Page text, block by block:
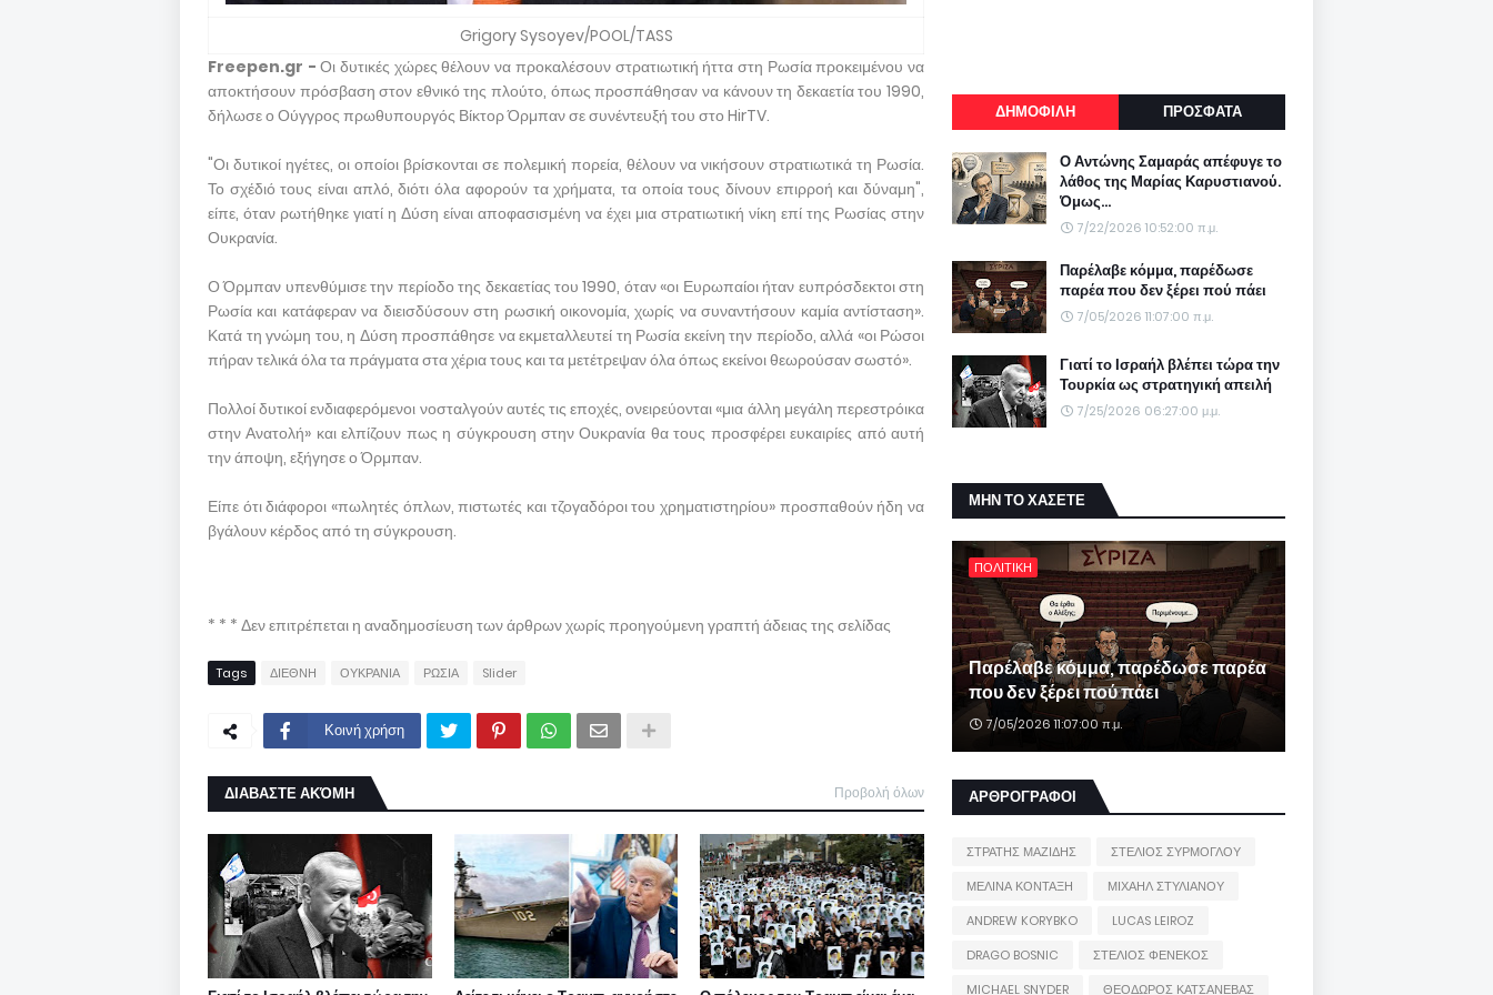
Grigory Sysoyev/POOL/TASS
Freepen.gr -Οι δυτικές χώρες θέλουν να προκαλέσουν στρατιωτική ήττα στη Ρωσία προκειμένου να
αποκτήσουν πρόσβαση στον εθνικό της πλούτο, όπως προσπάθησαν να κάνουν τη δεκαετία του 1990,
δήλωσε ο Ούγγρος πρωθυπουργός Βίκτορ Όρμπαν σε συνέντευξή του στο HirTV.
"Οι δυτικοί ηγέτες, οι οποίοι βρίσκονται σε πολεμική πορεία, θέλουν να νικήσουν στρατιωτικά τη Ρωσία.
Το σχέδιό τους είναι απλό, διότι όλα αφορούν τα χρήματα, τα οποία τους δίνουν επιρροή και δύναμη",
είπε, όταν ρωτήθηκε γιατί η Δύση είναι αποφασισμένη να έχει μια στρατιωτική νίκη επί της Ρωσίας στην
Ουκρανία.
Ο Όρμπαν υπενθύμισε την περίοδο της δεκαετίας του 1990, όταν «οι Ευρωπαίοι ήταν ευπρόσδεκτοι στη
Ρωσία και κατάφεραν να διεισδύσουν στη ρωσική οικονομία, χωρίς να συναντήσουν καμία αντίσταση».
Κατά τη γνώμη του, η Δύση προσπάθησε να εκμεταλλευτεί τη Ρωσία εκείνη την περίοδο, αλλά «οι Ρώσοι
πήραν τελικά όλα τα πράγματα στα χέρια τους και τα μετέτρεψαν όλα όπως εκείνοι θεωρούσαν σωστό».
Πολλοί δυτικοί ενδιαφερόμενοι νοσταλγούν αυτές τις εποχές, ονειρεύονται «μια άλλη μεγάλη περεστρόικα
στην Ανατολή» και ελπίζουν πως η σύγκρουση στην Ουκρανία θα τους προσφέρει ευκαιρίες από αυτή
την άποψη, εξήγησε ο Όρμπαν.
Είπε ότι διάφοροι «πωλητές όπλων, πιστωτές και τζογαδόροι του χρηματιστηρίου» προσπαθούν ήδη να
βγάλουν κέρδος από τη σύγκρουση.
* * * Δεν επιτρέπεται η αναδημοσίευση των άρθρων χωρίς προηγούμενη γραπτή άδειας της σελίδας
Tags ΔΙΕΘΝΗ ΟΥΚΡΑΝΙΑ ΡΩΣΙΑ Slider
Κοινή χρήση
ΔΙΑΒΑΣΤΕ ΑΚΌΜΗ Προβολή όλων
ΔΗΜΟΦΙΛΗ ΠΡΟΣΦΑΤΑ
Ο Αντώνης Σαμαράς απέφυγε το
λάθος της Μαρίας Καρυστιανού.
Όμως...
7/22/2026 10:52:00 π.μ.
Παρέλαβε κόμμα, παρέδωσε
παρέα που δεν ξέρει πού πάει
7/05/2026 11:07:00 π.μ.
Γιατί το Ισραήλ βλέπει τώρα την
Τουρκία ως στρατηγική απειλή
7/25/2026 06:27:00 μ.μ.
ΜΗΝ ΤΟ ΧΑΣΕΤΕ
ΠΟΛΙΤΙΚΗ
Παρέλαβε κόμμα, παρέδωσε παρέα
που δεν ξέρει πού πάει
7/05/2026 11:07:00 π.μ.
ΑΡΘΡΟΓΡΑΦΟΙ
ΣΤΡΑΤΗΣ ΜΑΖΙΔΗΣ
ΣΤΕΛΙΟΣ ΣΥΡΜΟΓΛΟΥ
ΜΕΛΙΝΑ ΚΟΝΤΑΞΗ
ΜΙΧΑΗΛ ΣΤΥΛΙΑΝΟΥ
ANDREW KORYBKO
LUCAS LEIROZ
DRAGO BOSNIC
ΣΤΕΛΙΟΣ ΦΕΝΕΚΟΣ
MICHAEL SNYDER
ΘΕΟΔΩΡΟΣ ΚΑΤΣΑΝΕΒΑΣ